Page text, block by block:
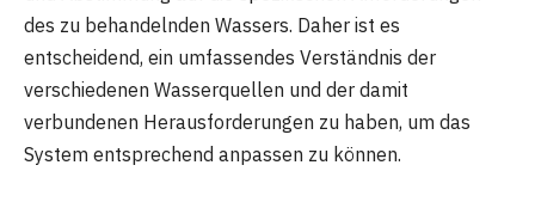
des zu behandelnden Wassers. Daher ist es
entscheidend, ein umfassendes Verständnis der
verschiedenen Wasserquellen und der damit
verbundenen Herausforderungen zu haben, um das
System entsprechend anpassen zu können.